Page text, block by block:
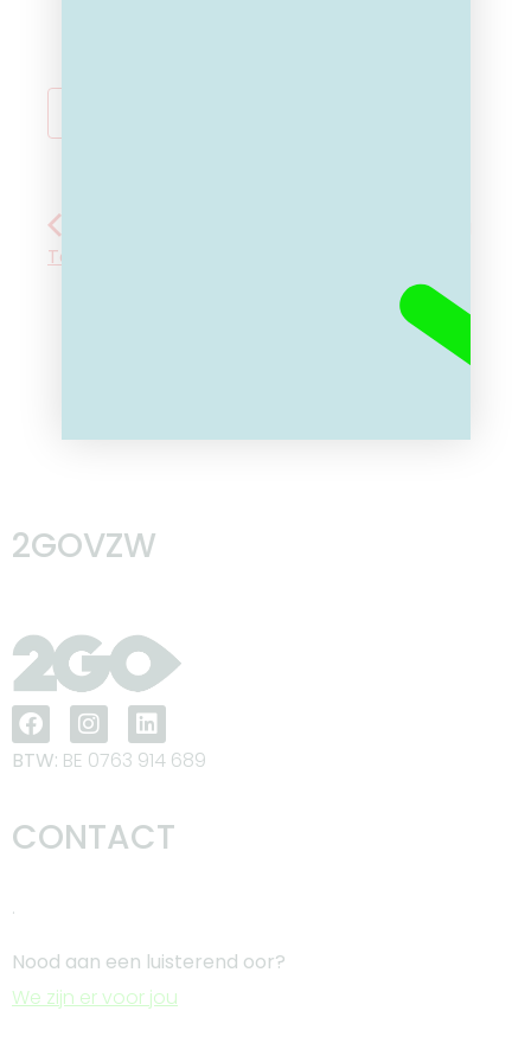
Tongeren-Borgloon
2GOVZW
BTW: BE 0763 914 689
CONTACT
.
Nood aan een luisterend oor?
We zijn er voor jou